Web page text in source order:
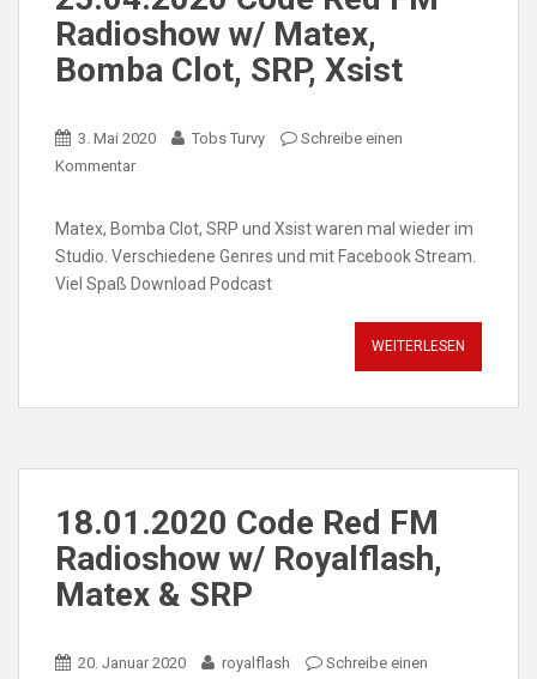
Radioshow w/ Matex,
Bomba Clot, SRP, Xsist
3. Mai 2020 Tobs Turvy
Schreibe einen
Kommentar
Matex, Bomba Clot, SRP und Xsist waren mal wieder im
Studio. Verschiedene Genres und mit Facebook Stream.
Viel Spaß Download Podcast
WEITERLESEN
18.01.2020 Code Red FM
Radioshow w/ Royalflash,
Matex & SRP
20. Januar 2020 royalflash
Schreibe einen